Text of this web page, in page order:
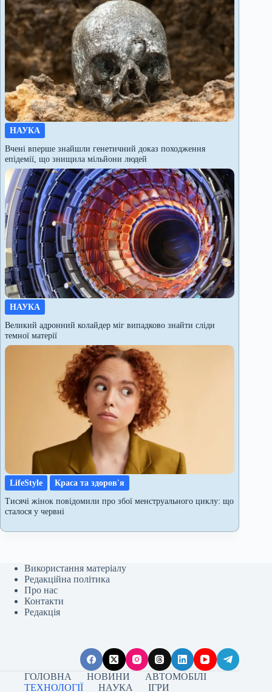
НАУКА
Вчені вперше знайшли генетичний доказ походження
епідемії, що знищила мільйони людей
НАУКА
Великий адронний колайдер міг випадково знайти сліди
темної матерії
LifeStyle
Краса та здоров'я
Тисячі жінок повідомили про збої менструального циклу: що
сталося у червні
Використання матеріалу
Редакційна політика
Про нас
Контакти
Редакція
ГОЛОВНА НОВИНИ
АВТОМОБІЛІ
ТЕХНОЛОГІЇ
НАУКА ІГРИ